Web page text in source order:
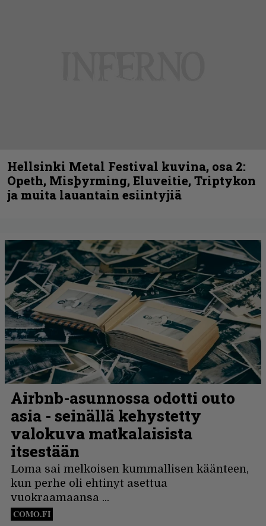
Hellsinki Metal Festival kuvina, osa 2:
Opeth, Misþyrming, Eluveitie, Triptykon
ja muita lauantain esiintyjiä